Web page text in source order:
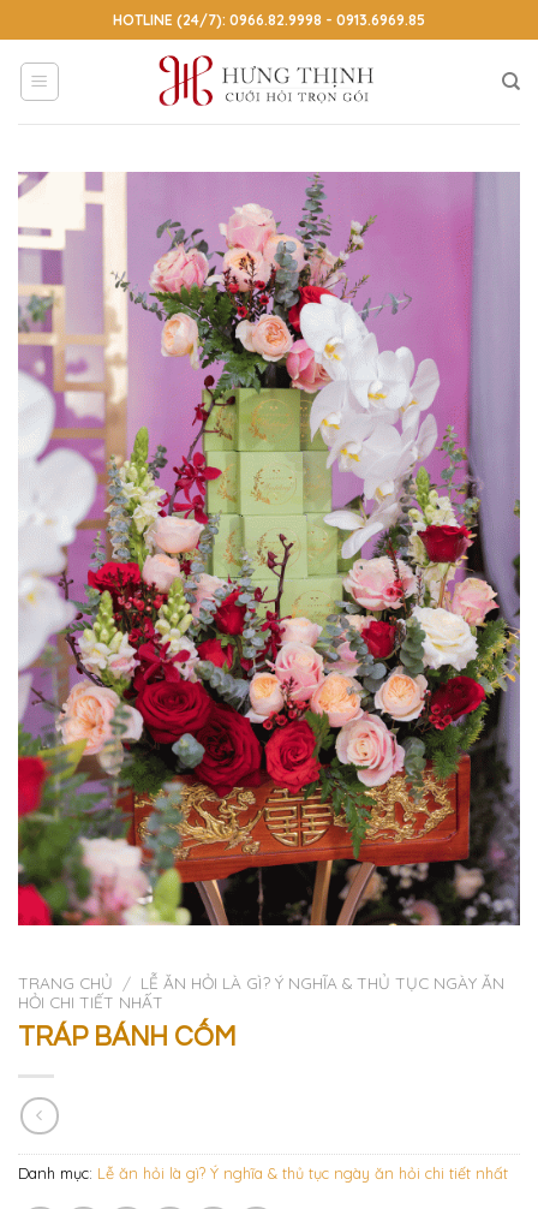
to
content
HOTLINE (24/7): 0966.82.9998 - 0913.6969.85
TRANG CHỦ / LỄ ĂN HỎI LÀ GÌ? Ý NGHĨA & THỦ TỤC NGÀY ĂN
HỎI CHI TIẾT NHẤT
TRÁP BÁNH CỐM
Danh mục: Lễ ăn hỏi là gì? Ý nghĩa & thủ tục ngày ăn hỏi chi tiết nhất